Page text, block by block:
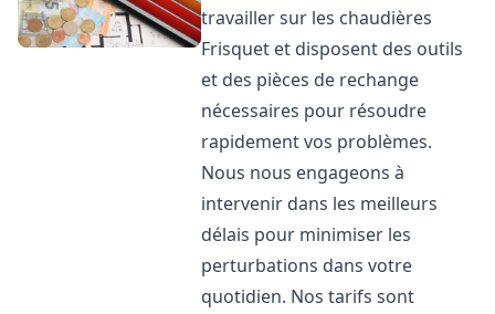
travailler sur les chaudières
Frisquet et disposent des outils
et des pièces de rechange
nécessaires pour résoudre
rapidement vos problèmes.
Nous nous engageons à
intervenir dans les meilleurs
délais pour minimiser les
perturbations dans votre
quotidien. Nos tarifs sont